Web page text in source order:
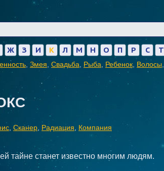
Ж З И К Л М Н О П Р С Т
Змея Свадьба Рыба Ребенок Волосы
Сканер Радиация Компания
тайне станет известно многим людям.